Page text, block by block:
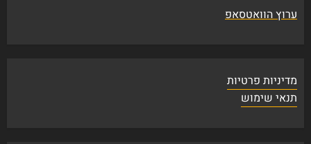
ערוץ הוואטסאפ
מדיניות פרטיות
תנאי שימוש